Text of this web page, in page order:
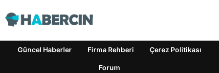
Güncel Haberler Firma Rehberi Çerez Politikası
Forum